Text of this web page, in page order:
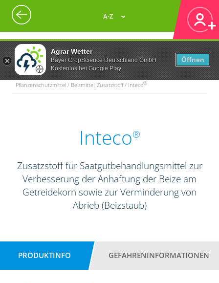
Agrar Wetter
Bayer CropScience Deutschland GmbH
Kostenlos bei Google Play
Öffnen
A-Z
Pflanzenschutzmittel / Beizmittel, Zusatzstoff / Inteco®
Inteco®
Zusatzstoff für Saatgutbehandlungsmittel zur
Verbesserung der Anhaftung der Beize am
Getreidekorn sowie zur Verminderung von
Abrieb (Beizstaub)
PRODUKTINFO GEFAHRENINFORMATIONEN